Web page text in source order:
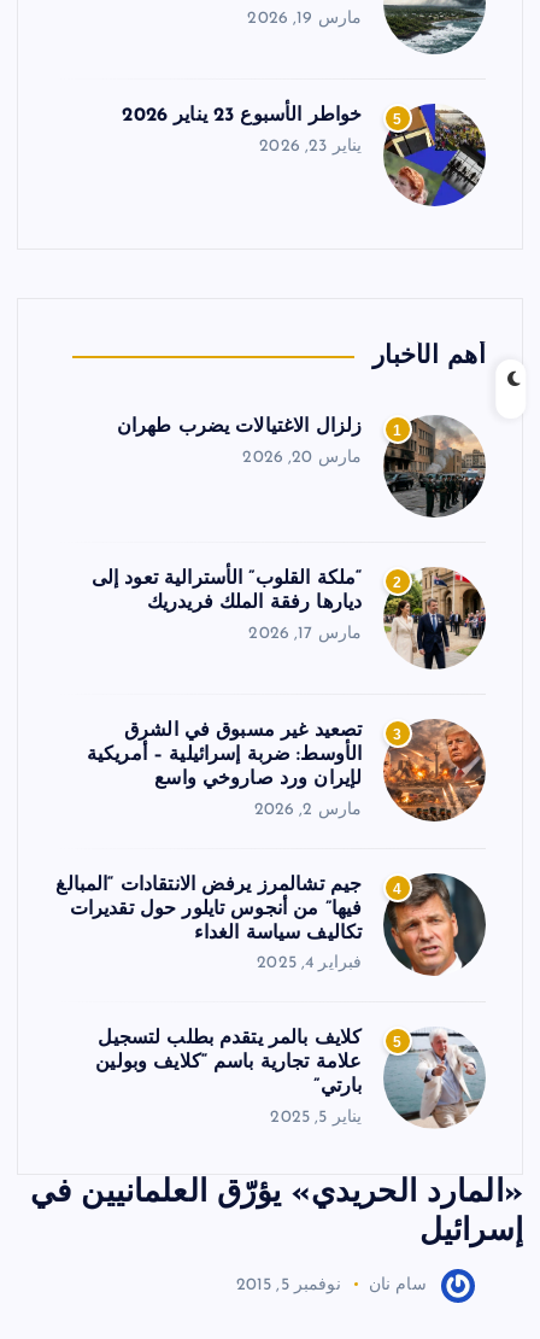
مارس 19, 2026
5 خواطر الأسبوع 23 يناير 2026
يناير 23, 2026
أهم الأخبار
1 زلزال الاغتيالات يضرب طهران
مارس 20, 2026
2
“ملكة القلوب” الأسترالية تعود إلى
ديارها رفقة الملك فريدريك
مارس 17, 2026
3
تصعيد غير مسبوق في الشرق
الأوسط: ضربة إسرائيلية – أمريكية
لإيران ورد صاروخي واسع
مارس 2, 2026
4
جيم تشالمرز يرفض الانتقادات “المبالغ
فيها” من أنجوس تايلور حول تقديرات
تكاليف سياسة الغداء
فبراير 4, 2025
5
كلايف بالمر يتقدم بطلب لتسجيل
علامة تجارية باسم “كلايف وبولين
بارتي”
يناير 5, 2025
«المارد الحريدي» يؤرّق العلمانيين في
إسرائيل
سام نان نوفمبر 5, 2015